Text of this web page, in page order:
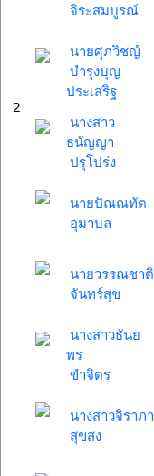
2
จิระสมบูรณ์
นายศุภวิชญ์
บำรุงบุญ
ประเสริฐ
นางสาว
ธนัญญา
ปรุโปร่ง
นายปัณณทัต
อุมาบล
นายวรรณชาติ
จันทร์สุข
นางสาวธันย
พร
ขำจิตร
นางสาวจิราภา
สุขสง